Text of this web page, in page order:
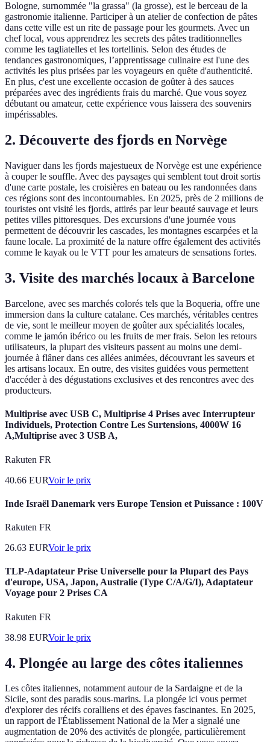
Bologne, surnommée "la grassa" (la grosse), est le berceau de la
gastronomie italienne. Participer à un atelier de confection de pâtes
dans cette ville est un rite de passage pour les gourmets. Avec un
chef local, vous apprendrez les secrets des pâtes traditionnelles
comme les tagliatelles et les tortellinis. Selon des études de
tendances gastronomiques, l’apprentissage culinaire est l'une des
activités les plus prisées par les voyageurs en quête d'authenticité.
En plus, c'est une excellente occasion de goûter à des sauces
préparées avec des ingrédients frais du marché. Que vous soyez
débutant ou amateur, cette expérience vous laissera des souvenirs
impérissables.
2. Découverte des fjords en Norvège
Naviguer dans les fjords majestueux de Norvège est une expérience
à couper le souffle. Avec des paysages qui semblent tout droit sortis
d'une carte postale, les croisières en bateau ou les randonnées dans
ces régions sont des incontournables. En 2025, près de 2 millions de
touristes ont visité les fjords, attirés par leur beauté sauvage et leurs
petites villes pittoresques. Des excursions d'une journée vous
permettent de découvrir les cascades, les montagnes escarpées et la
faune locale. La proximité de la nature offre également des activités
comme le kayak ou le VTT pour les amateurs de sensations fortes.
3. Visite des marchés locaux à Barcelone
Barcelone, avec ses marchés colorés tels que la Boqueria, offre une
immersion dans la culture catalane. Ces marchés, véritables centres
de vie, sont le meilleur moyen de goûter aux spécialités locales,
comme le jamón ibérico ou les fruits de mer frais. Selon les retours
utilisateurs, la plupart des visiteurs passent au moins une demi-
journée à flâner dans ces allées animées, découvrant les saveurs et
les artisans locaux. En outre, des visites guidées vous permettent
d'accéder à des dégustations exclusives et des rencontres avec des
producteurs.
Multiprise avec USB C, Multiprise 4 Prises avec Interrupteur
Individuels, Protection Contre Les Surtensions, 4000W 16
A,Multiprise avec 3 USB A,
Rakuten FR
40.66 EURVoir le prix
Inde Israël Danemark vers Europe Tension et Puissance : 100V
Rakuten FR
26.63 EURVoir le prix
TLP-Adaptateur Prise Universelle pour la Plupart des Pays
d'europe, USA, Japon, Australie (Type C/A/G/I), Adaptateur
Voyage pour 2 Prises CA
Rakuten FR
38.98 EURVoir le prix
4. Plongée au large des côtes italiennes
Les côtes italiennes, notamment autour de la Sardaigne et de la
Sicile, sont des paradis sous-marins. La plongée ici vous permet
d'explorer des récifs coralliens et des épaves fascinantes. En 2025,
un rapport de l'Établissement National de la Mer a signalé une
augmentation de 20% des activités de plongée, particulièrement